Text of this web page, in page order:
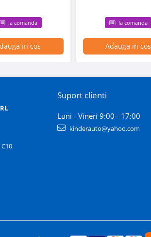
la comanda
in cos
la comanda
Adauga in cos
Suport clienti
Luni - Vineri 9:00 - 17:00
kinderauto@yahoo.com